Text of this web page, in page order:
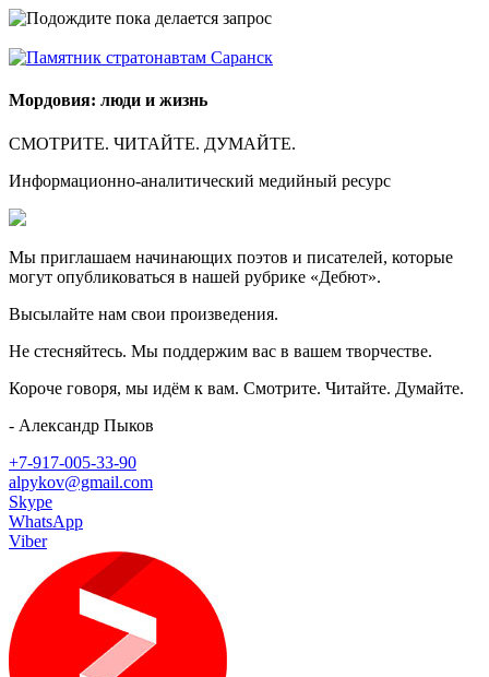
Мордовия: люди и жизнь
СМОТРИТЕ. ЧИТАЙТЕ. ДУМАЙТЕ.
Информационно-аналитический медийный ресурс
Мы приглашаем начинающих поэтов и писателей, которые
могут опубликоваться в нашей рубрике «Дебют».
Высылайте нам свои произведения.
Не стесняйтесь. Мы поддержим вас в вашем творчестве.
Короче говоря, мы идём к вам. Смотрите. Читайте. Думайте.
- Александр Пыков
+7-917-005-33-90
alpykov@gmail.com
Skype
WhatsApp
Viber